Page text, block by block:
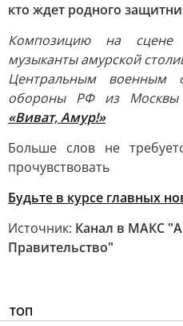
кто ждет родного
Композицию на сцене
музыканты амурской
Центральным военным
обороны РФ из Москвы
«Виват, Амур!»
Больше слов не
прочувствовать
Будьте в курсе главных
Источник: Канал в МАКС
Правительство"
ТОП